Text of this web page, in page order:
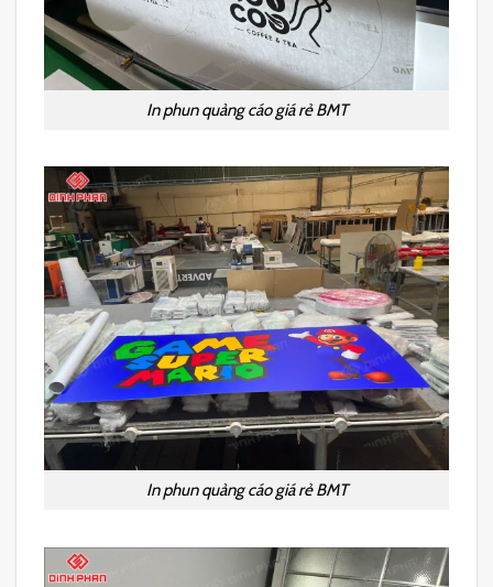
In phun quảng cáo giá rẻ BMT
In phun quảng cáo giá rẻ BMT